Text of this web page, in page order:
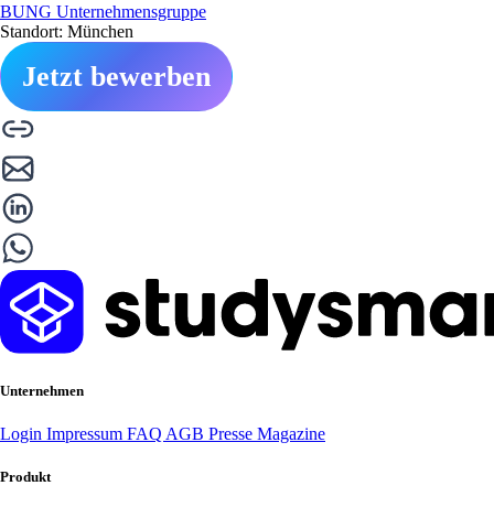
BUNG Unternehmensgruppe
Standort: München
Jetzt bewerben
Unternehmen
Login Impressum FAQ AGB Presse Magazine
Produkt